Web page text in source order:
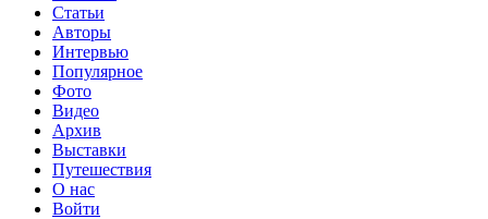
Статьи
Авторы
Интервью
Популярное
Фото
Видео
Архив
Выставки
Путешествия
О нас
Войти